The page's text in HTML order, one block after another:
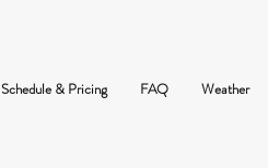
Schedule & Pricing FAQ Weather